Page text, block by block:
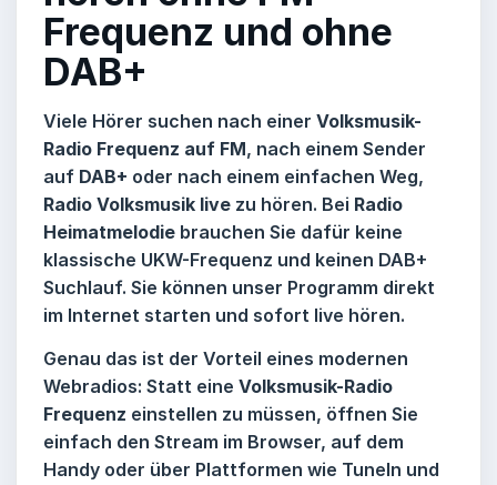
Frequenz und ohne
DAB+
Viele Hörer suchen nach einer Volksmusik-
Radio Frequenz auf FM, nach einem Sender
auf DAB+ oder nach einem einfachen Weg,
Radio Volksmusik live zu hören. Bei Radio
Heimatmelodie brauchen Sie dafür keine
klassische UKW-Frequenz und keinen DAB+
Suchlauf. Sie können unser Programm direkt
im Internet starten und sofort live hören.
Genau das ist der Vorteil eines modernen
Webradios: Statt eine Volksmusik-Radio
Frequenz einstellen zu müssen, öffnen Sie
einfach den Stream im Browser, auf dem
Handy oder über Plattformen wie TuneIn und